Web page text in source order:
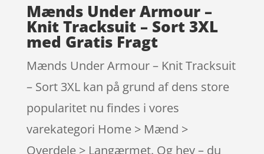
Mænds Under Armour –
Knit Tracksuit – Sort 3XL
med Gratis Fragt
Mænds Under Armour – Knit Tracksuit
– Sort 3XL kan på grund af dens store
popularitet nu findes i vores
varekategori Home > Mænd >
Overdele > Langærmet. Og hey – du